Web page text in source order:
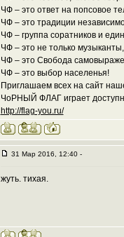
ЧФ – это ответ на попсовое
ЧФ – это традиции
ЧФ – группа соратников и
ЧФ – это не только
ЧФ – это Свобода
ЧФ – это выбор населенья!
Приглашаем всех на сайт
ЧоРНЫЙ ФЛАГ играет
http://flag-you.ru/
31 Мар 2016, 12:40 -
жуть. тихая.